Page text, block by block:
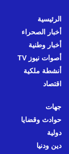
الرئيسية
أخبار الصحراء
أخبار وطنية
أصوات نيوز TV
أنشطة ملكية
اقتصاد
جهات
حوادث وقضايا
دولية
دين ودنيا